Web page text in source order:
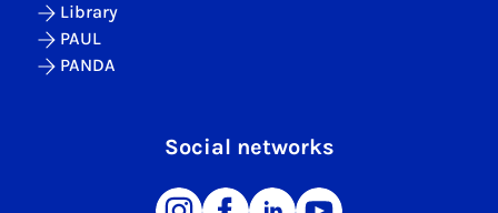
Library
PAUL
PANDA
Social networks